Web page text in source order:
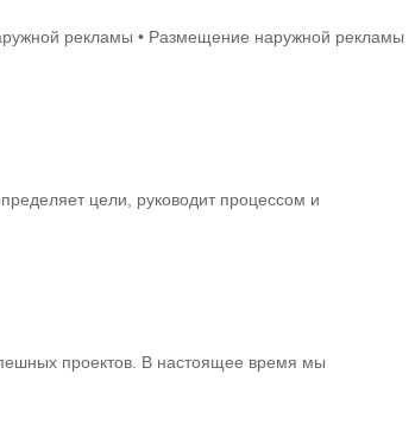
рекламы • Размещение наружной рекламы
цели, руководит процессом и
проектов. В настоящее время мы